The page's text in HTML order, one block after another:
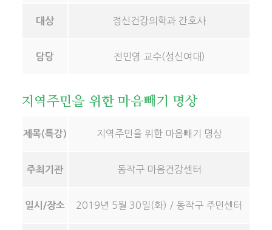
대상 정신건강의학과 간호사
담당 전민영 교수(성신여대)
지역주민을 위한 마음빼기 명상
제목(특강) 지역주민을 위한 마음빼기 명상
주최기관 동작구 마음건강센터
일시/장소 2019년 5월 30일(화) / 동작구 주민센터